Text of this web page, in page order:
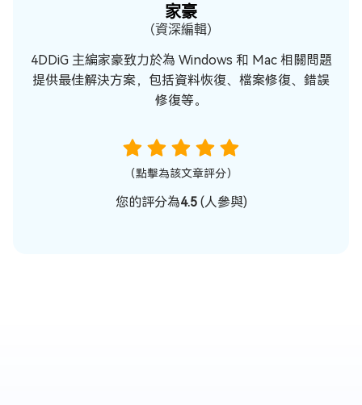
家豪
（資深編輯）
4DDiG 主編家豪致力於為 Windows 和 Mac 相關問題
提供最佳解決方案，包括資料恢復、檔案修復、錯誤
修復等。
（點擊為該文章評分）
您的評分為4.5(人參與)